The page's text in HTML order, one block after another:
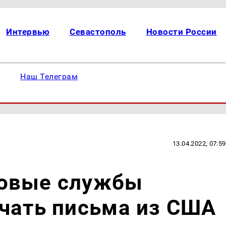
Интервью Севастополь Новости России
Наш Телеграм
13.04.2022, 07:59
службы
письма из США